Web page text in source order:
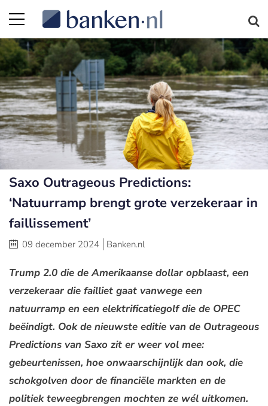
Saxo Outrageous Predictions:
‘Natuurramp brengt grote verzekeraar in
faillissement’
09 december 2024 Banken.nl
Trump 2.0 die de Amerikaanse dollar opblaast, een
verzekeraar die failliet gaat vanwege een
natuurramp en een elektrificatiegolf die de OPEC
beëindigt. Ook de nieuwste editie van de Outrageous
Predictions van Saxo zit er weer vol mee:
gebeurtenissen, hoe onwaarschijnlijk dan ook, die
schokgolven door de financiële markten en de
politiek teweegbrengen mochten ze wél uitkomen.